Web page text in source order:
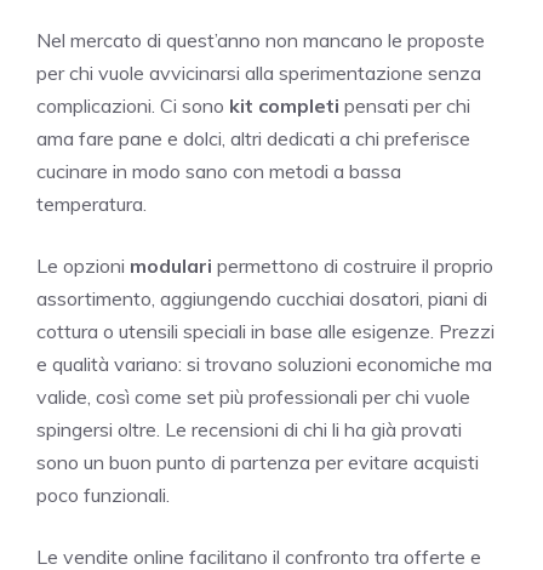
Nel mercato di quest’anno non mancano le proposte
per chi vuole avvicinarsi alla sperimentazione senza
complicazioni. Ci sono kit completi pensati per chi
ama fare pane e dolci, altri dedicati a chi preferisce
cucinare in modo sano con metodi a bassa
temperatura.
Le opzioni modulari permettono di costruire il proprio
assortimento, aggiungendo cucchiai dosatori, piani di
cottura o utensili speciali in base alle esigenze. Prezzi
e qualità variano: si trovano soluzioni economiche ma
valide, così come set più professionali per chi vuole
spingersi oltre. Le recensioni di chi li ha già provati
sono un buon punto di partenza per evitare acquisti
poco funzionali.
Le vendite online facilitano il confronto tra offerte e